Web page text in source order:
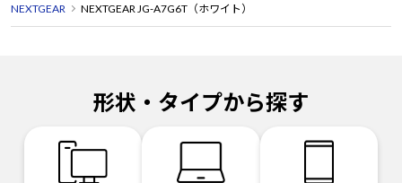
NEXTGEAR
NEXTGEAR JG-A7G6T（ホワイト）
形状・タイプから探す